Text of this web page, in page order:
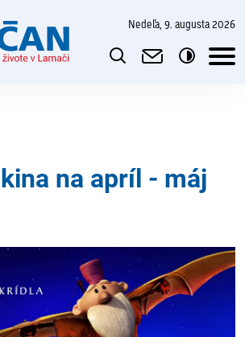
nedeľa, 9. augusta 2026
na apríl - máj